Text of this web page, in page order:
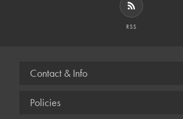
RSS
Contact & Info
Policies